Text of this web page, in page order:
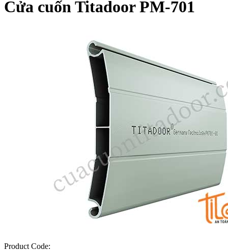
Cửa cuốn Titadoor PM-701
Product Code: